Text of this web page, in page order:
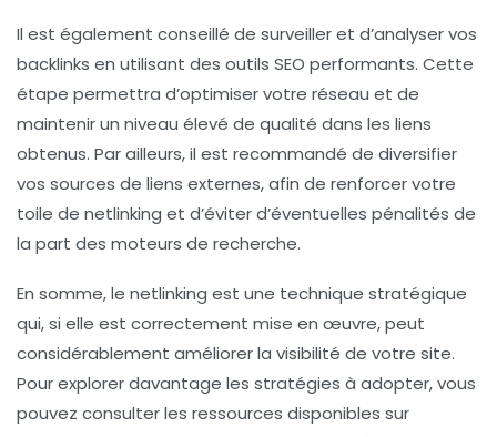
Il est également conseillé de surveiller et d’analyser vos
backlinks en utilisant des outils SEO performants. Cette
étape permettra d’optimiser votre réseau et de
maintenir un niveau élevé de qualité dans les liens
obtenus. Par ailleurs, il est recommandé de diversifier
vos sources de liens externes, afin de renforcer votre
toile de netlinking et d’éviter d’éventuelles pénalités de
la part des moteurs de recherche.
En somme, le netlinking est une technique stratégique
qui, si elle est correctement mise en œuvre, peut
considérablement améliorer la visibilité de votre site.
Pour explorer davantage les stratégies à adopter, vous
pouvez consulter les ressources disponibles sur